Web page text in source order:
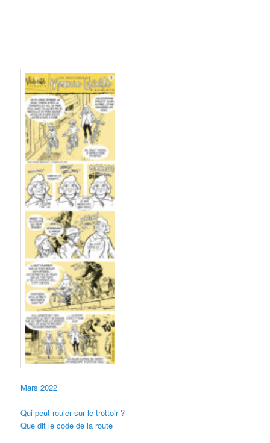
Mars 2022
Qui peut rouler sur le trottoir ?
Que dit le code de la route